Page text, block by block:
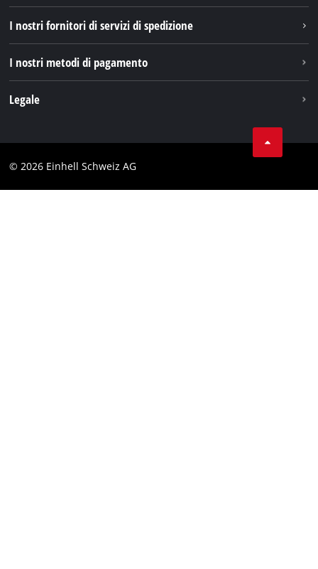
TikTok
Pinterest
I nostri fornitori di servizi di spedizione
I nostri metodi di pagamento
Legale
Testata
© 2026 Einhell Schweiz AG